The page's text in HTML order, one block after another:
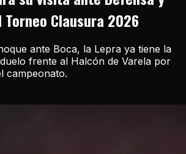
Clausura 2026
ante Boca, la Lepra ya tiene la
frente al Halcón de Varela por
campeonato.